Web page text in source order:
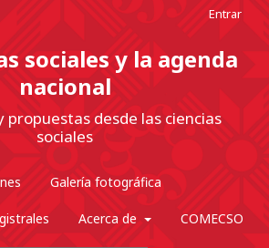
sociales y la agenda
nacional
propuestas desde las ciencias
sociales
Galería fotográfica
Acerca de COMECSO
Entrar